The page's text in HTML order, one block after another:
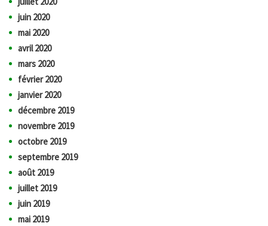
juin 2020
mai 2020
avril 2020
mars 2020
février 2020
janvier 2020
décembre 2019
novembre 2019
octobre 2019
septembre 2019
août 2019
juillet 2019
juin 2019
mai 2019